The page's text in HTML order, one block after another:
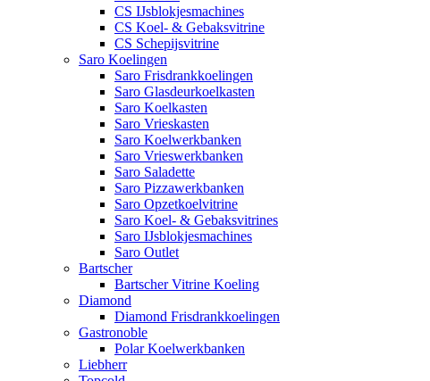
CS IJsblokjesmachines
CS Koel- & Gebaksvitrine
CS Schepijsvitrine
Saro Koelingen
Saro Frisdrankkoelingen
Saro Glasdeurkoelkasten
Saro Koelkasten
Saro Vrieskasten
Saro Koelwerkbanken
Saro Vrieswerkbanken
Saro Saladette
Saro Pizzawerkbanken
Saro Opzetkoelvitrine
Saro Koel- & Gebaksvitrines
Saro IJsblokjesmachines
Saro Outlet
Bartscher
Bartscher Vitrine Koeling
Diamond
Diamond Frisdrankkoelingen
Gastronoble
Polar Koelwerkbanken
Liebherr